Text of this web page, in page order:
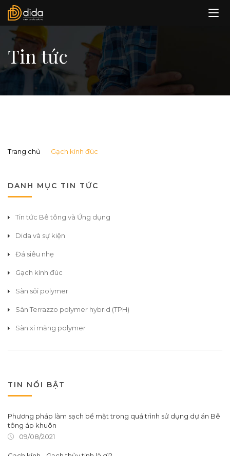
Tin tức
Trang chủ Gạch kính đúc
DANH MỤC TIN TỨC
Tin tức Bê tông và Ứng dụng
Dida và sự kiện
Đá siêu nhẹ
Gạch kính đúc
Sàn sỏi polymer
Sàn Terrazzo polymer hybrid (TPH)
Sàn xi măng polymer
TIN NỔI BẬT
Phương pháp làm sạch bề mặt trong quá trình sử dụng dự án Bê
tông áp khuôn
09/08/2021